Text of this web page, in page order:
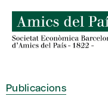
content
Publicacions